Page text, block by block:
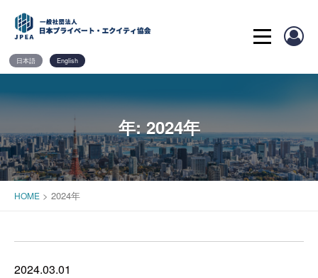
content
日本語 English
年:2024年
HOME > 2024年
2024.03.01